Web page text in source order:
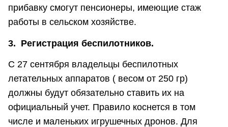
прибавку смогут пенсионеры, имеющие стаж
работы в сельском хозяйстве.
3. Регистрация беспилотников.
С 27 сентября владельцы беспилотных
летательных аппаратов ( весом от 250 гр)
должны будут обязательно ставить их на
официальный учет. Правило коснется в том
числе и маленьких игрушечных дронов. Для